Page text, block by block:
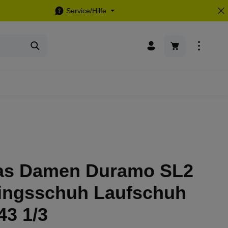
Service/Hilfe
Warenkorb
Damen Duramo SL2
Laufschuh
1/3